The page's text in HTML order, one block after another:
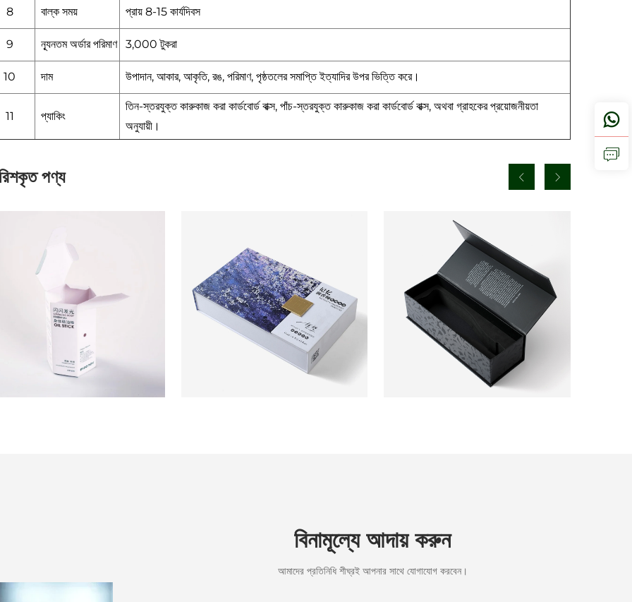
8 বাল্ক সময় প্রায় 8-15 কার্যদিবস
9 ন্যূনতম অর্ডার পরিমাণ 3,000 টুকরা
10 দাম উপাদান, আকার, আকৃতি, রঙ, পরিমাণ, পৃষ্ঠতলের সমাপ্তি ইত্যাদির উপর ভিত্তি করে।
11 প্যাকিং
তিন-স্তরযুক্ত কারুকাজ করা কার্ডবোর্ড বাক্স, পাঁচ-স্তরযুক্ত কারুকাজ করা কার্ডবোর্ড বাক্স, অথবা গ্রাহকের প্রয়োজনীয়তা
অনুযায়ী।
পণ্য
বিনামূল্যে আদায় করুন
আমাদের প্রতিনিধি শীঘ্রই আপনার সাথে যোগাযোগ করবেন।